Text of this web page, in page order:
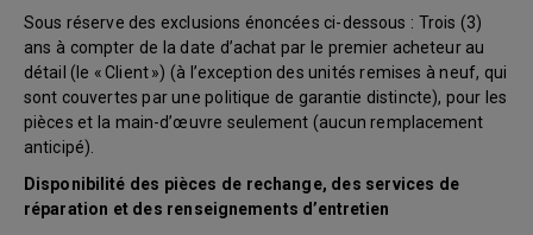
Sous réserve des exclusions énoncées ci-dessous : Trois (3)
ans à compter de la date d’achat par le premier acheteur au
détail (le « Client ») (à l’exception des unités remises à neuf, qui
sont couvertes par une politique de garantie distincte), pour les
pièces et la main-d’œuvre seulement (aucun remplacement
anticipé).
Disponibilité des pièces de rechange, des services de
réparation et des renseignements d’entretien